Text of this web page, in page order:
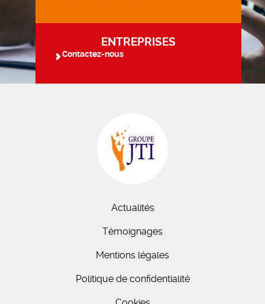
ENTREPRISES
Contactez-nous
Actualités
Témoignages
Mentions légales
Politique de confidentialité